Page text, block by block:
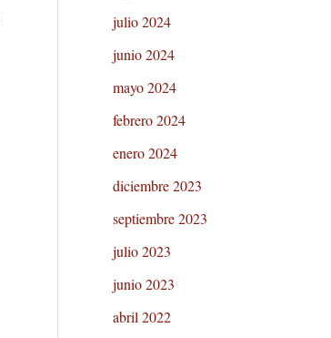
julio 2024
junio 2024
mayo 2024
febrero 2024
enero 2024
diciembre 2023
septiembre 2023
julio 2023
junio 2023
abril 2022